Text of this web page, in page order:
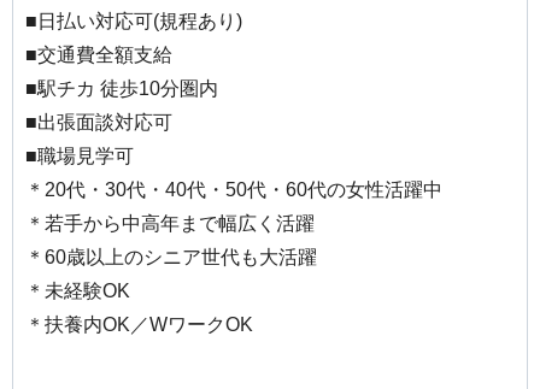
■日払い対応可(規程あり)
■交通費全額支給
■駅チカ 徒歩10分圏内
■出張面談対応可
■職場見学可
＊20代・30代・40代・50代・60代の女性活躍中
＊若手から中高年まで幅広く活躍
＊60歳以上のシニア世代も大活躍
＊未経験OK
＊扶養内OK／WワークOK